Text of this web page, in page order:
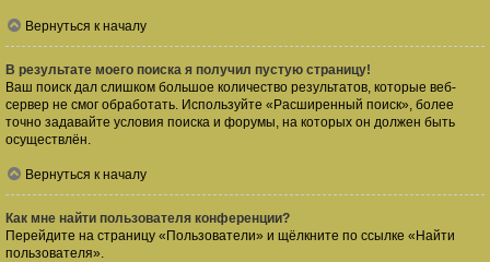
Вернуться к началу
В результате моего поиска я получил пустую страницу!
Ваш поиск дал слишком большое количество результатов, которые веб-
сервер не смог обработать. Используйте «Расширенный поиск», более
точно задавайте условия поиска и форумы, на которых он должен быть
осуществлён.
Вернуться к началу
Как мне найти пользователя конференции?
Перейдите на страницу «Пользователи» и щёлкните по ссылке «Найти
пользователя».